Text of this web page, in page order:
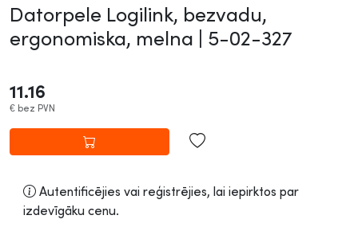
Datorpele Logilink, bezvadu,
ergonomiska, melna | 5-02-327
11.16
€ bez PVN
Autentificējies vai reģistrējies, lai iepirktos par
izdevīgāku cenu.